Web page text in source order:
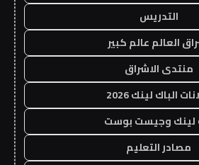
التدريس
العالم عالم كبير
منتدى الاشراق
الباك لينك 2026
لينك وجيست بوست
مصادر التعليم